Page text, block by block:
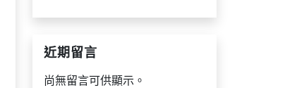
近期留言
尚無留言可供顯示。